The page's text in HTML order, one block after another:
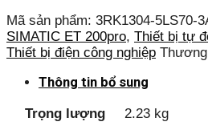
Mã sản phẩm: 3RK1304-5LS70-
SIMATIC ET 200pro, Thiết bị tự
Thiết bị điện công nghiệp
Thông tin bổ sung
Trọng lượng 2.23 kg